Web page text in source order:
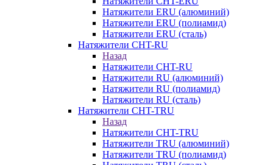
Натяжители ERU (алюминий)
Натяжители ERU (полиамид)
Натяжители ERU (сталь)
Натяжители CHT-RU
Назад
Натяжители CHT-RU
Натяжители RU (алюминий)
Натяжители RU (полиамид)
Натяжители RU (сталь)
Натяжители CHT-TRU
Назад
Натяжители CHT-TRU
Натяжители TRU (алюминий)
Натяжители TRU (полиамид)